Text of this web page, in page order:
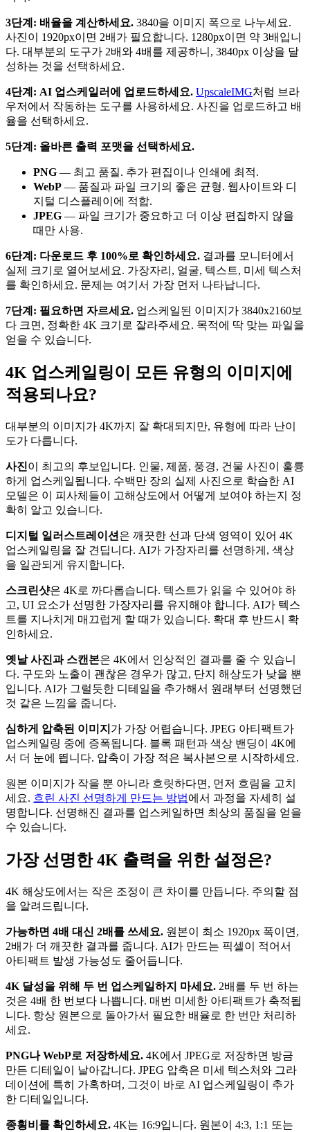
3단계: 배율을 계산하세요. 3840을 이미지 폭으로 나누세요.
사진이 1920px이면 2배가 필요합니다. 1280px이면 약 3배입니
다. 대부분의 도구가 2배와 4배를 제공하니, 3840px 이상을 달
성하는 것을 선택하세요.
4단계: AI 업스케일러에 업로드하세요. UpscaleIMG처럼 브라
우저에서 작동하는 도구를 사용하세요. 사진을 업로드하고 배
율을 선택하세요.
5단계: 올바른 출력 포맷을 선택하세요.
PNG — 최고 품질. 추가 편집이나 인쇄에 최적.
WebP — 품질과 파일 크기의 좋은 균형. 웹사이트와 디
지털 디스플레이에 적합.
JPEG — 파일 크기가 중요하고 더 이상 편집하지 않을
때만 사용.
6단계: 다운로드 후 100%로 확인하세요. 결과를 모니터에서
실제 크기로 열어보세요. 가장자리, 얼굴, 텍스트, 미세 텍스처
를 확인하세요. 문제는 여기서 가장 먼저 나타납니다.
7단계: 필요하면 자르세요. 업스케일된 이미지가 3840x2160보
다 크면, 정확한 4K 크기로 잘라주세요. 목적에 딱 맞는 파일을
얻을 수 있습니다.
4K 업스케일링이 모든 유형의 이미지에
적용되나요?
대부분의 이미지가 4K까지 잘 확대되지만, 유형에 따라 난이
도가 다릅니다.
사진이 최고의 후보입니다. 인물, 제품, 풍경, 건물 사진이 훌륭
하게 업스케일됩니다. 수백만 장의 실제 사진으로 학습한 AI
모델은 이 피사체들이 고해상도에서 어떻게 보여야 하는지 정
확히 알고 있습니다.
디지털 일러스트레이션 은 깨끗한 선과 단색 영역이 있어 4K
업스케일링을 잘 견딥니다. AI가 가장자리를 선명하게, 색상
을 일관되게 유지합니다.
스크린샷은 4K로 까다롭습니다. 텍스트가 읽을 수 있어야 하
고, UI 요소가 선명한 가장자리를 유지해야 합니다. AI가 텍스
트를 지나치게 매끄럽게 할 때가 있습니다. 확대 후 반드시 확
인하세요.
옛날 사진과 스캔본은 4K에서 인상적인 결과를 줄 수 있습니
다. 구도와 노출이 괜찮은 경우가 많고, 단지 해상도가 낮을 뿐
입니다. AI가 그럴듯한 디테일을 추가해서 원래부터 선명했던
것 같은 느낌을 줍니다.
심하게 압축된 이미지 가 가장 어렵습니다. JPEG 아티팩트가
업스케일링 중에 증폭됩니다. 블록 패턴과 색상 밴딩이 4K에
서 더 눈에 띕니다. 압축이 가장 적은 복사본으로 시작하세요.
원본 이미지가 작을 뿐 아니라 흐릿하다면, 먼저 흐림을 고치
세요. 흐린 사진 선명하게 만드는 방법에서 과정을 자세히 설
명합니다. 선명해진 결과를 업스케일하면 최상의 품질을 얻을
수 있습니다.
가장 선명한 4K 출력을 위한 설정은?
4K 해상도에서는 작은 조정이 큰 차이를 만듭니다. 주의할 점
을 알려드립니다.
가능하면 4배 대신 2배를 쓰세요. 원본이 최소 1920px 폭이면,
2배가 더 깨끗한 결과를 줍니다. AI가 만드는 픽셀이 적어서
아티팩트 발생 가능성도 줄어듭니다.
4K 달성을 위해 두 번 업스케일하지 마세요. 2배를 두 번 하는
것은 4배 한 번보다 나쁩니다. 매번 미세한 아티팩트가 축적됩
니다. 항상 원본으로 돌아가서 필요한 배율로 한 번만 처리하
세요.
PNG나 WebP로 저장하세요. 4K에서 JPEG로 저장하면 방금
만든 디테일이 날아갑니다. JPEG 압축은 미세 텍스처와 그라
데이션에 특히 가혹하며, 그것이 바로 AI 업스케일링이 추가
한 디테일입니다.
종횡비를 확인하세요. 4K는 16:9입니다. 원본이 4:3, 1:1 또는